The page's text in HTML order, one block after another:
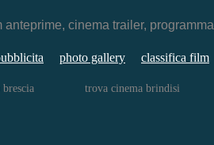
anteprime, cinema trailer,
photo gallery classifica film
trova cinema brindisi